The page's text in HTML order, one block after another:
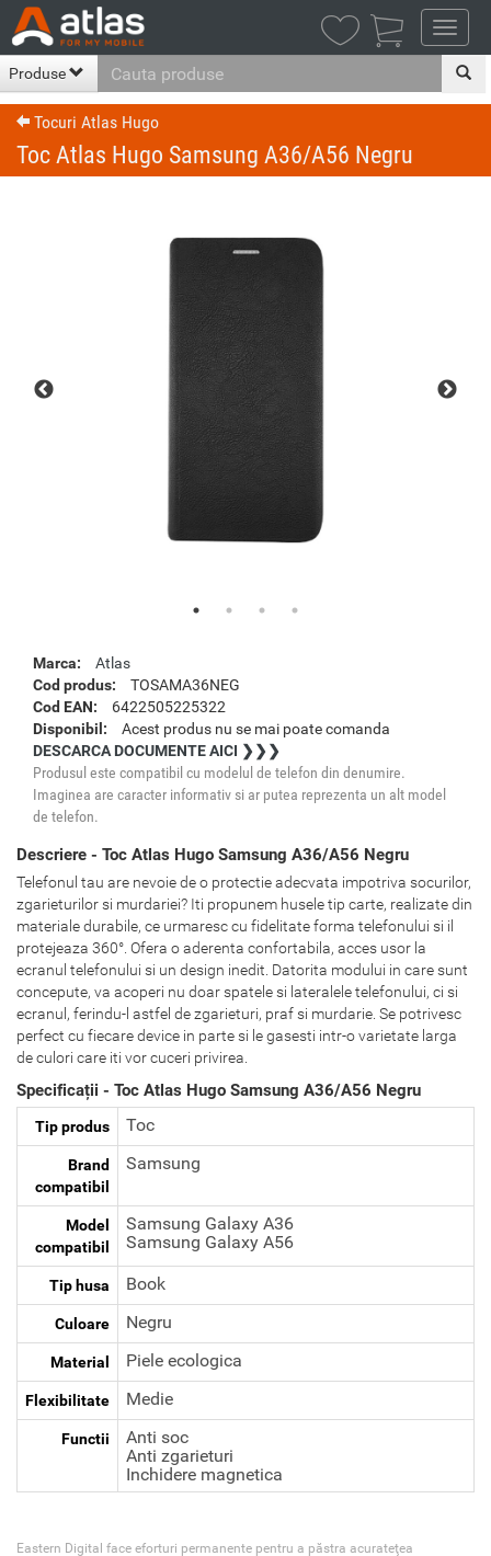
Produse
Tocuri Atlas Hugo
Toc Atlas Hugo Samsung A36/A56 Negru
Marca:
Atlas
Cod produs:
TOSAMA36NEG
Cod EAN:
6422505225322
Disponibil:
Acest produs nu se mai poate comanda
DESCARCA DOCUMENTE AICI ❯❯❯
Produsul este compatibil cu modelul de telefon din denumire.
Imaginea are caracter informativ si ar putea reprezenta un alt model
de telefon.
Descriere - Toc Atlas Hugo Samsung A36/A56 Negru
Telefonul tau are nevoie de o protectie adecvata impotriva socurilor,
zgarieturilor si murdariei? Iti propunem husele tip carte, realizate din
materiale durabile, ce urmaresc cu fidelitate forma telefonului si il
protejeaza 360°. Ofera o aderenta confortabila, acces usor la
ecranul telefonului si un design inedit. Datorita modului in care sunt
concepute, va acoperi nu doar spatele si lateralele telefonului, ci si
ecranul, ferindu-l astfel de zgarieturi, praf si murdarie. Se potrivesc
perfect cu fiecare device in parte si le gasesti intr-o varietate larga
de culori care iti vor cuceri privirea.
Specificații - Toc Atlas Hugo Samsung A36/A56 Negru
Tip produs Toc
Brand
compatibil
Samsung
Model
compatibil
Samsung Galaxy A36
Samsung Galaxy A56
Tip husa Book
Culoare Negru
Material Piele ecologica
Flexibilitate Medie
Functii
Anti soc
Anti zgarieturi
Inchidere magnetica
Eastern Digital face eforturi permanente pentru a păstra acurateţea